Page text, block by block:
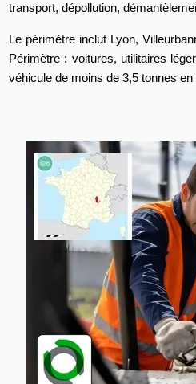
transport, dépollution,
Le périmètre inclut Lyon,
Périmètre : voitures, utilitaires
véhicule de moins de 3,5 tonnes en